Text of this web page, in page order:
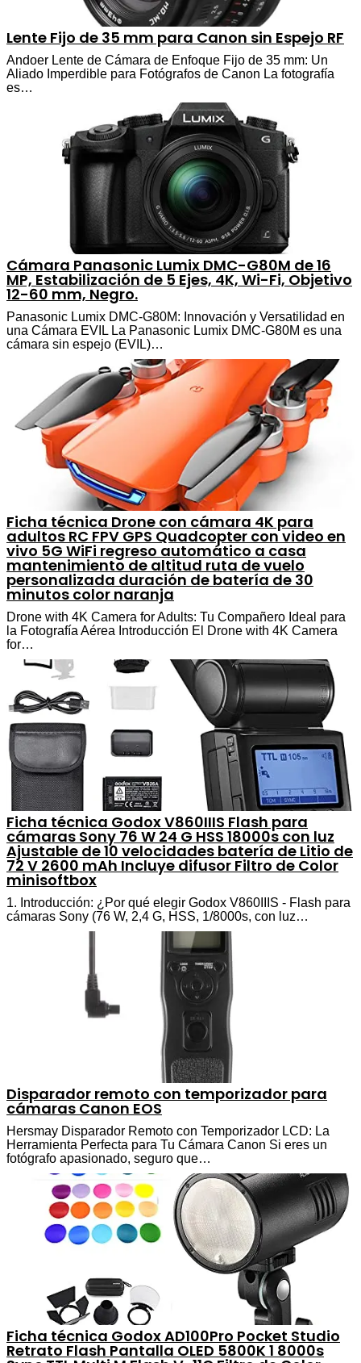
Lente Fijo de 35 mm para Canon sin Espejo RF
Andoer Lente de Cámara de Enfoque Fijo de 35 mm: Un
Aliado Imperdible para Fotógrafos de Canon La fotografía
es…
Cámara Panasonic Lumix DMC-G80M de 16
MP, Estabilización de 5 Ejes, 4K, Wi-Fi, Objetivo
12-60 mm, Negro.
Panasonic Lumix DMC-G80M: Innovación y Versatilidad en
una Cámara EVIL La Panasonic Lumix DMC-G80M es una
cámara sin espejo (EVIL)…
Ficha técnica Drone con cámara 4K para
adultos RC FPV GPS Quadcopter con video en
vivo 5G WiFi regreso automático a casa
mantenimiento de altitud ruta de vuelo
personalizada duración de batería de 30
minutos color naranja
Drone with 4K Camera for Adults: Tu Compañero Ideal para
la Fotografía Aérea Introducción El Drone with 4K Camera
for…
Ficha técnica Godox V860IIIS Flash para
cámaras Sony 76 W 24 G HSS 18000s con luz
Ajustable de 10 velocidades batería de Litio de
72 V 2600 mAh Incluye difusor Filtro de Color
minisoftbox
1. Introducción: ¿Por qué elegir Godox V860IIIS - Flash para
cámaras Sony (76 W, 2,4 G, HSS, 1/8000s, con luz…
Disparador remoto con temporizador para
cámaras Canon EOS
Hersmay Disparador Remoto con Temporizador LCD: La
Herramienta Perfecta para Tu Cámara Canon Si eres un
fotógrafo apasionado, seguro que…
Ficha técnica Godox AD100Pro Pocket Studio
Retrato Flash Pantalla OLED 5800K 1 8000s